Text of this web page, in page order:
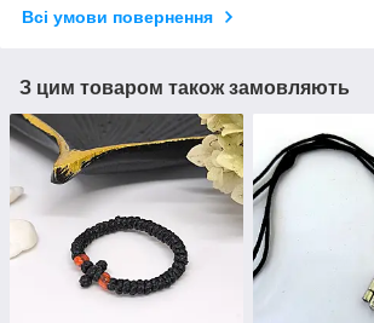
Всі умови повернення
З цим товаром також замовляють